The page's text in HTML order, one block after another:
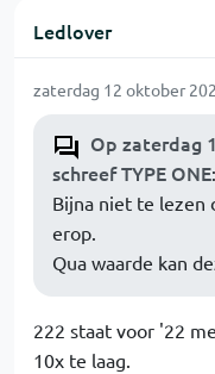
Ledlover
zaterdag 12 oktober
Op zaterdag
schreef TYPE ONE:
Bijna niet te lezen
erop.
Qua waarde kan
222 staat voor '22
10x te laag.